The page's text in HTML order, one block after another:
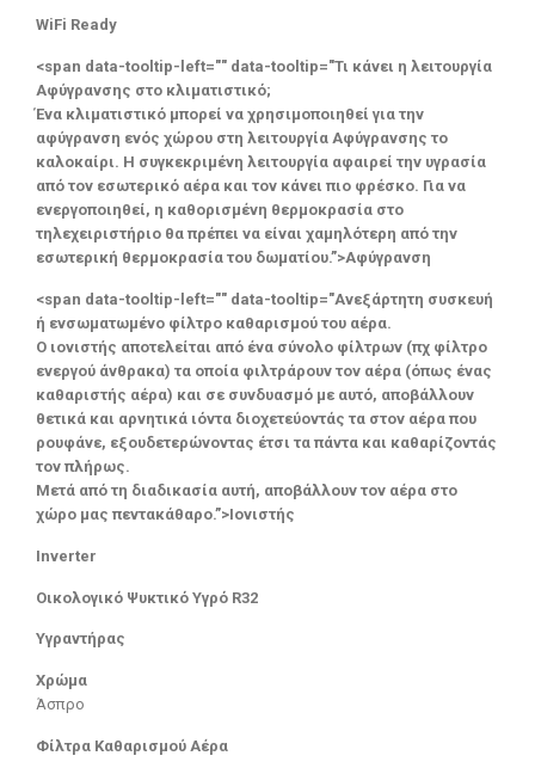
WiFi Ready
<span data-tooltip-left="" data-tooltip="Τι κάνει η λειτουργία
Αφύγρανσης στο κλιματιστικό;
Ένα κλιματιστικό μπορεί να χρησιμοποιηθεί για την
αφύγρανση ενός χώρου στη λειτουργία Αφύγρανσης το
καλοκαίρι. Η συγκεκριμένη λειτουργία αφαιρεί την υγρασία
από τον εσωτερικό αέρα και τον κάνει πιο φρέσκο. Για να
ενεργοποιηθεί, η καθορισμένη θερμοκρασία στο
τηλεχειριστήριο θα πρέπει να είναι χαμηλότερη από την
εσωτερική θερμοκρασία του δωματίου.”>Αφύγρανση
<span data-tooltip-left="" data-tooltip="Ανεξάρτητη συσκευή
ή ενσωματωμένο φίλτρο καθαρισμού του αέρα.
Ο ιονιστής αποτελείται από ένα σύνολο φίλτρων (πχ φίλτρο
ενεργού άνθρακα) τα οποία φιλτράρουν τον αέρα (όπως ένας
καθαριστής αέρα) και σε συνδυασμό με αυτό, αποβάλλουν
θετικά και αρνητικά ιόντα διοχετεύοντάς τα στον αέρα που
ρουφάνε, εξουδετερώνοντας έτσι τα πάντα και καθαρίζοντάς
τον πλήρως.
Μετά από τη διαδικασία αυτή, αποβάλλουν τον αέρα στο
χώρο μας πεντακάθαρο.”>Ιονιστής
Inverter
Οικολογικό Ψυκτικό Υγρό R32
Υγραντήρας
Χρώμα
Άσπρο
Φίλτρα Καθαρισμού Αέρα